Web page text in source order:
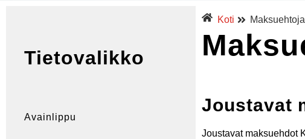
Tietovalikko
Avainlippu
Koti Maksuehtoja
Joustavat
Joustavat maksuehdot